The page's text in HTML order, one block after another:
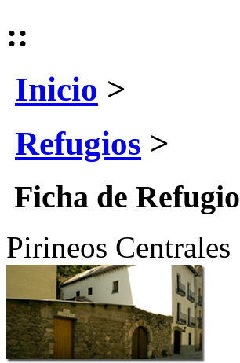
::
Inicio >
Refugios >
Ficha de Refugio
Pirineos Centrales